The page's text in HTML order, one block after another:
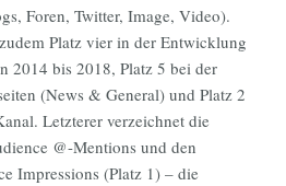
Foren, Twitter, Image, Video).
Platz vier in der Entwicklung
2014 bis 2018, Platz 5 bei der
(News & General) und Platz 2
Letzterer verzeichnet die
@-Mentions und den
Impressions (Platz 1) – die